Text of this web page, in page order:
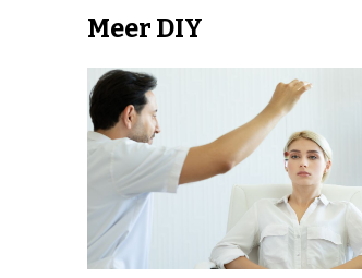
Meer DIY